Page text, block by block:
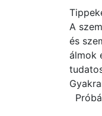
A
és
álmok